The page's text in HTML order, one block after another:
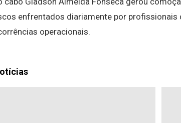
enfrentados diariamente por profissionais
operacionais.